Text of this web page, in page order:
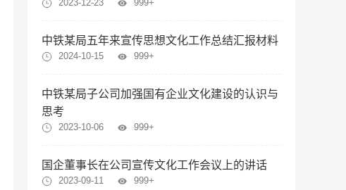
2023-12-23 999+
中铁某局五年来宣传思想文化工作总结汇报材料
2024-10-15 999+
中铁某局子公司加强国有企业文化建设的认识与
思考
2023-10-06 999+
国企董事长在公司宣传文化工作会议上的讲话
2023-09-11 999+